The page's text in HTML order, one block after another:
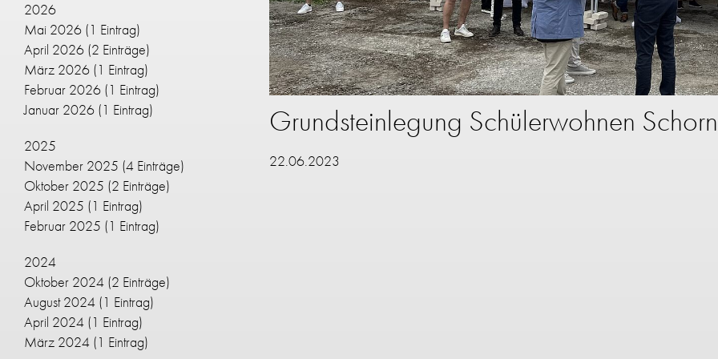
Grundsteinlegung Schülerwohnen
22.06.2023
2026
Mai 2026 (1 Eintrag)
April 2026 (2 Einträge)
März 2026 (1 Eintrag)
Februar 2026 (1 Eintrag)
Januar 2026 (1 Eintrag)
2025
November 2025 (4 Einträge)
Oktober 2025 (2 Einträge)
April 2025 (1 Eintrag)
Februar 2025 (1 Eintrag)
2024
Oktober 2024 (2 Einträge)
August 2024 (1 Eintrag)
April 2024 (1 Eintrag)
März 2024 (1 Eintrag)